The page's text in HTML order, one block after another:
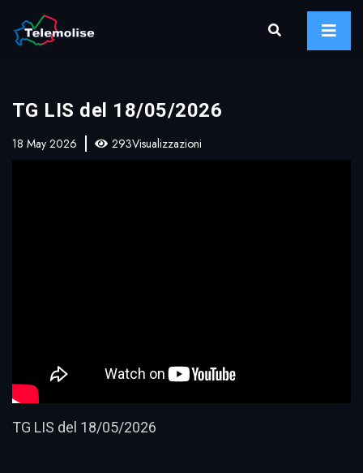
TG LIS del 18/05/2026
18 May 2026 293Visualizzazioni
TG LIS del 18/05/2026